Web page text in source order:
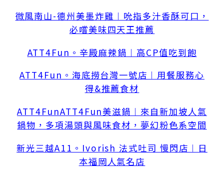
微風南山-德州美墨炸雞︱吮指多汁香酥可口，
必嚐美味四天王推薦
ATT4Fun。辛殿麻辣鍋︱高CP值吃到飽
ATT4Fun。海底撈台灣一號店︱用餐服務心
得&推薦食材
ATT4FunATT4Fun美滋鍋︱來自新加坡人氣
鍋物，多項湯頭與風味食材，夢幻粉色系空間
新光三越A11。Ivorish 法式吐司 慢閃店︱日
本福岡人氣名店